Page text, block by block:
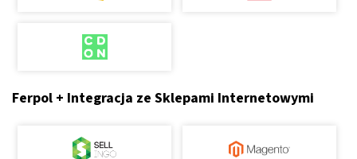
Ferpol + Integracja ze Sklepami Internetowymi